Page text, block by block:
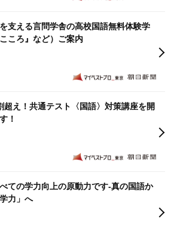
支える言問学舎の高校国語無料体験学
ころ』など）ご案内
超え！共通テスト〈国語〉対策講座を開
！
ての学力向上の原動力です‐真の国語か
力」へ